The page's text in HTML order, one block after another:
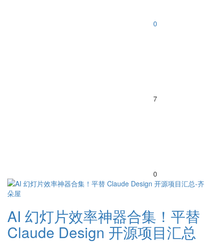
0
7
0
AI 幻灯片效率神器合集！平替
Claude Design 开源项目汇总